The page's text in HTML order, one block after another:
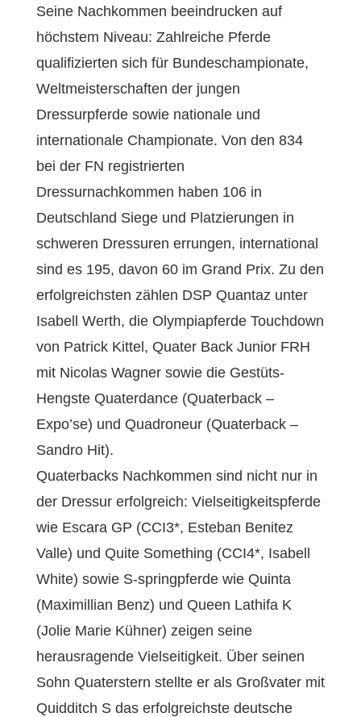
Seine Nachkommen beeindrucken auf
höchstem Niveau: Zahlreiche Pferde
qualifizierten sich für Bundeschampionate,
Weltmeisterschaften der jungen
Dressurpferde sowie nationale und
internationale Championate. Von den 834
bei der FN registrierten
Dressurnachkommen haben 106 in
Deutschland Siege und Platzierungen in
schweren Dressuren errungen, international
sind es 195, davon 60 im Grand Prix. Zu den
erfolgreichsten zählen DSP Quantaz unter
Isabell Werth, die Olympiapferde Touchdown
von Patrick Kittel, Quater Back Junior FRH
mit Nicolas Wagner sowie die Gestüts-
Hengste Quaterdance (Quaterback –
Expo’se) und Quadroneur (Quaterback –
Sandro Hit).
Quaterbacks Nachkommen sind nicht nur in
der Dressur erfolgreich: Vielseitigkeitspferde
wie Escara GP (CCI3*, Esteban Benitez
Valle) und Quite Something (CCI4*, Isabell
White) sowie S-springpferde wie Quinta
(Maximillian Benz) und Queen Lathifa K
(Jolie Marie Kühner) zeigen seine
herausragende Vielseitigkeit. Über seinen
Sohn Quaterstern stellte er als Großvater mit
Quidditch S das erfolgreichste deutsche